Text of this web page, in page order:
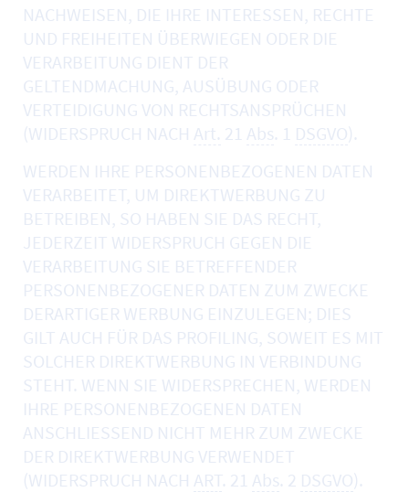
NACHWEISEN, DIE IHRE INTERESSEN, RECHTE
UND FREIHEITEN ÜBERWIEGEN ODER DIE
VERARBEITUNG DIENT DER
GELTENDMACHUNG, AUSÜBUNG ODER
VERTEIDIGUNG VON RECHTSANSPRÜCHEN
(WIDERSPRUCH NACH Art. 21 Abs. 1 DSGVO).
WERDEN IHRE PERSONENBEZOGENEN DATEN
VERARBEITET, UM DIREKTWERBUNG ZU
BETREIBEN, SO HABEN SIE DAS RECHT,
JEDERZEIT WIDERSPRUCH GEGEN DIE
VERARBEITUNG SIE BETREFFENDER
PERSONENBEZOGENER DATEN ZUM ZWECKE
DERARTIGER WERBUNG EINZULEGEN; DIES
GILT AUCH FÜR DAS PROFILING, SOWEIT ES MIT
SOLCHER DIREKTWERBUNG IN VERBINDUNG
STEHT. WENN SIE WIDERSPRECHEN, WERDEN
IHRE PERSONENBEZOGENEN DATEN
ANSCHLIESSEND NICHT MEHR ZUM ZWECKE
DER DIREKTWERBUNG VERWENDET
(WIDERSPRUCH NACH ART. 21 Abs. 2 DSGVO).